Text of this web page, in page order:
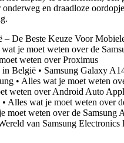
en draadloze
De Beste Keuze Voor
je moet weten over de
weten over Proximus
in België • Samsung Galaxy
• Alles wat je moet weten
weten over Android Auto
• Alles wat je moet weten over
moet weten over de Samsung
van Samsung Electronics